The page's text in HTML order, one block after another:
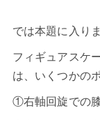
では本題に入りま
フィギュアスケ
は、いくつかの
①右軸回旋での